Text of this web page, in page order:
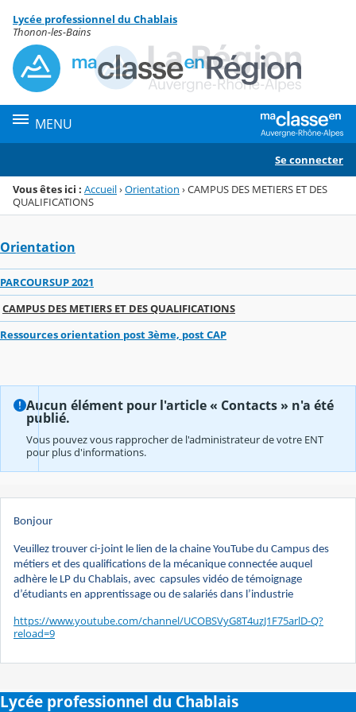
Menu de la rubrique
Contenu
Lycée professionnel du Chablais
Thonon-les-Bains
MENU
Se connecter
Vous êtes ici : Accueil›Orientation ›CAMPUS DES METIERS ET DES
QUALIFICATIONS
Orientation
PARCOURSUP 2021
CAMPUS DES METIERS ET DES QUALIFICATIONS
Ressources orientation post 3ème, post CAP
Aucun élément pour l'article « Contacts » n'a été
publié.
Vous pouvez vous rapprocher de l'administrateur de votre ENT
pour plus d'informations.
Bonjour
Veuillez trouver ci-joint le lien de la chaine YouTube du Campus des
métiers et des qualifications de la mécanique connectée auquel
adhère le LP du Chablais, avec capsules vidéo de témoignage
d’étudiants en apprentissage ou de salariés dans l’industrie
https://www.youtube.com/channel/UCOBSVyG8T4uzJ1F75arlD-Q?
reload=9
Lycée professionnel du Chablais